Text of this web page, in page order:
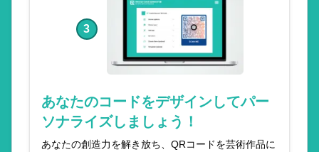
3
あなたのコードをデザインしてパー
ソナライズしましょう！
あなたの創造力を解き放ち、QRコードを芸術作品に